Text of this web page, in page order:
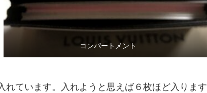
コンパートメント
ています。入れようと思えば６枚ほど入ります